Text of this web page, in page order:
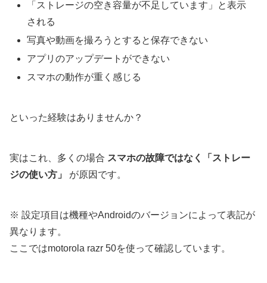
「ストレージの空き容量が不足しています」と表示
される
写真や動画を撮ろうとすると保存できない
アプリのアップデートができない
スマホの動作が重く感じる
といった経験はありませんか？
実はこれ、多くの場合 スマホの故障ではなく「ストレー
ジの使い方」
が原因です。
※ 設定項目は機種やAndroidのバージョンによって表記が
異なります。
ここではmotorola razr 50を使って確認しています。